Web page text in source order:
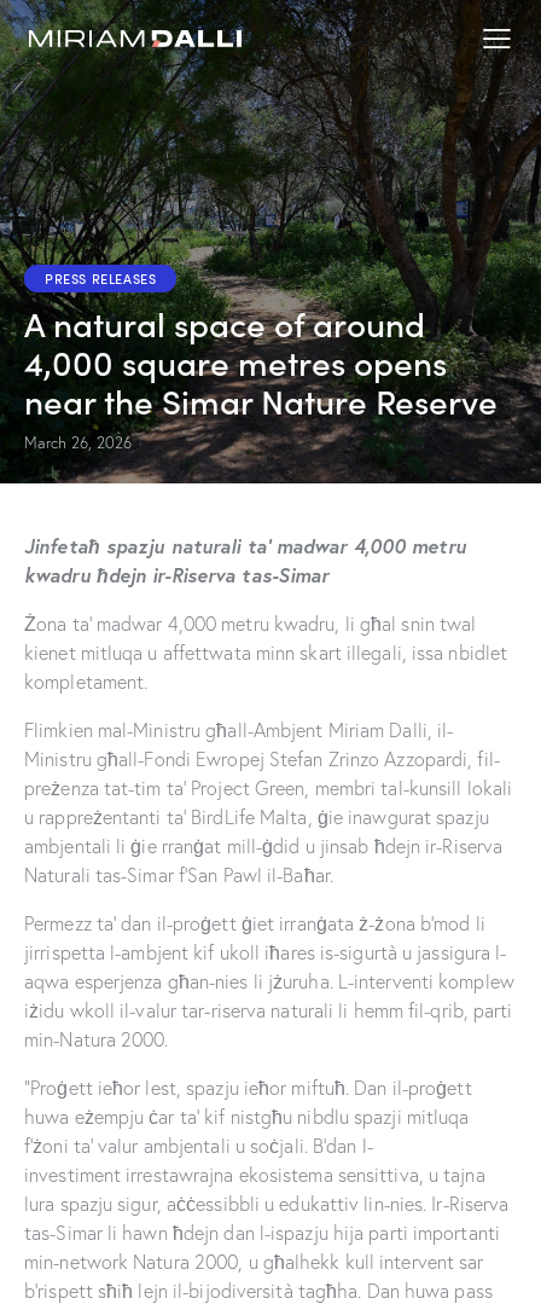
PRESS RELEASES
A natural space of around
4,000 square metres opens
near the Simar Nature Reserve
March 26, 2026
Jinfetaħ spazju naturali ta’ madwar 4,000 metru
kwadru ħdejn ir-Riserva tas-Simar
Żona ta’ madwar 4,000 metru kwadru, li għal snin twal
kienet mitluqa u affettwata minn skart illegali, issa nbidlet
kompletament.
Flimkien mal-Ministru għall-Ambjent Miriam Dalli, il-
Ministru għall-Fondi Ewropej Stefan Zrinzo Azzopardi, fil-
preżenza tat-tim ta’ Project Green, membri tal-kunsill lokali
u rappreżentanti ta’ BirdLife Malta, ġie inawgurat spazju
ambjentali li ġie rranġat mill-ġdid u jinsab ħdejn ir-Riserva
Naturali tas-Simar f’San Pawl il-Baħar.
Permezz ta’ dan il-proġett ġiet irranġata ż-żona b’mod li
jirrispetta l-ambjent kif ukoll iħares is-sigurtà u jassigura l-
aqwa esperjenza għan-nies li jżuruha. L-interventi komplew
iżidu wkoll il-valur tar-riserva naturali li hemm fil-qrib, parti
min-Natura 2000.
“Proġett ieħor lest, spazju ieħor miftuħ. Dan il-proġett
huwa eżempju ċar ta’ kif nistgħu nibdlu spazji mitluqa
f’żoni ta’ valur ambjentali u soċjali. B’dan l-
investiment irrestawrajna ekosistema sensittiva, u tajna
lura spazju sigur, aċċessibbli u edukattiv lin-nies. Ir-Riserva
tas-Simar li hawn ħdejn dan l-ispazju hija parti importanti
min-network Natura 2000, u għalhekk kull intervent sar
b’rispett sħiħ lejn il-bijodiversità tagħha. Dan huwa pass